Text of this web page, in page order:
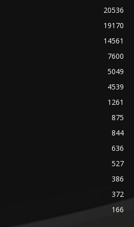
20536
19170
14561
7600
5049
4539
1261
875
844
636
527
386
372
166